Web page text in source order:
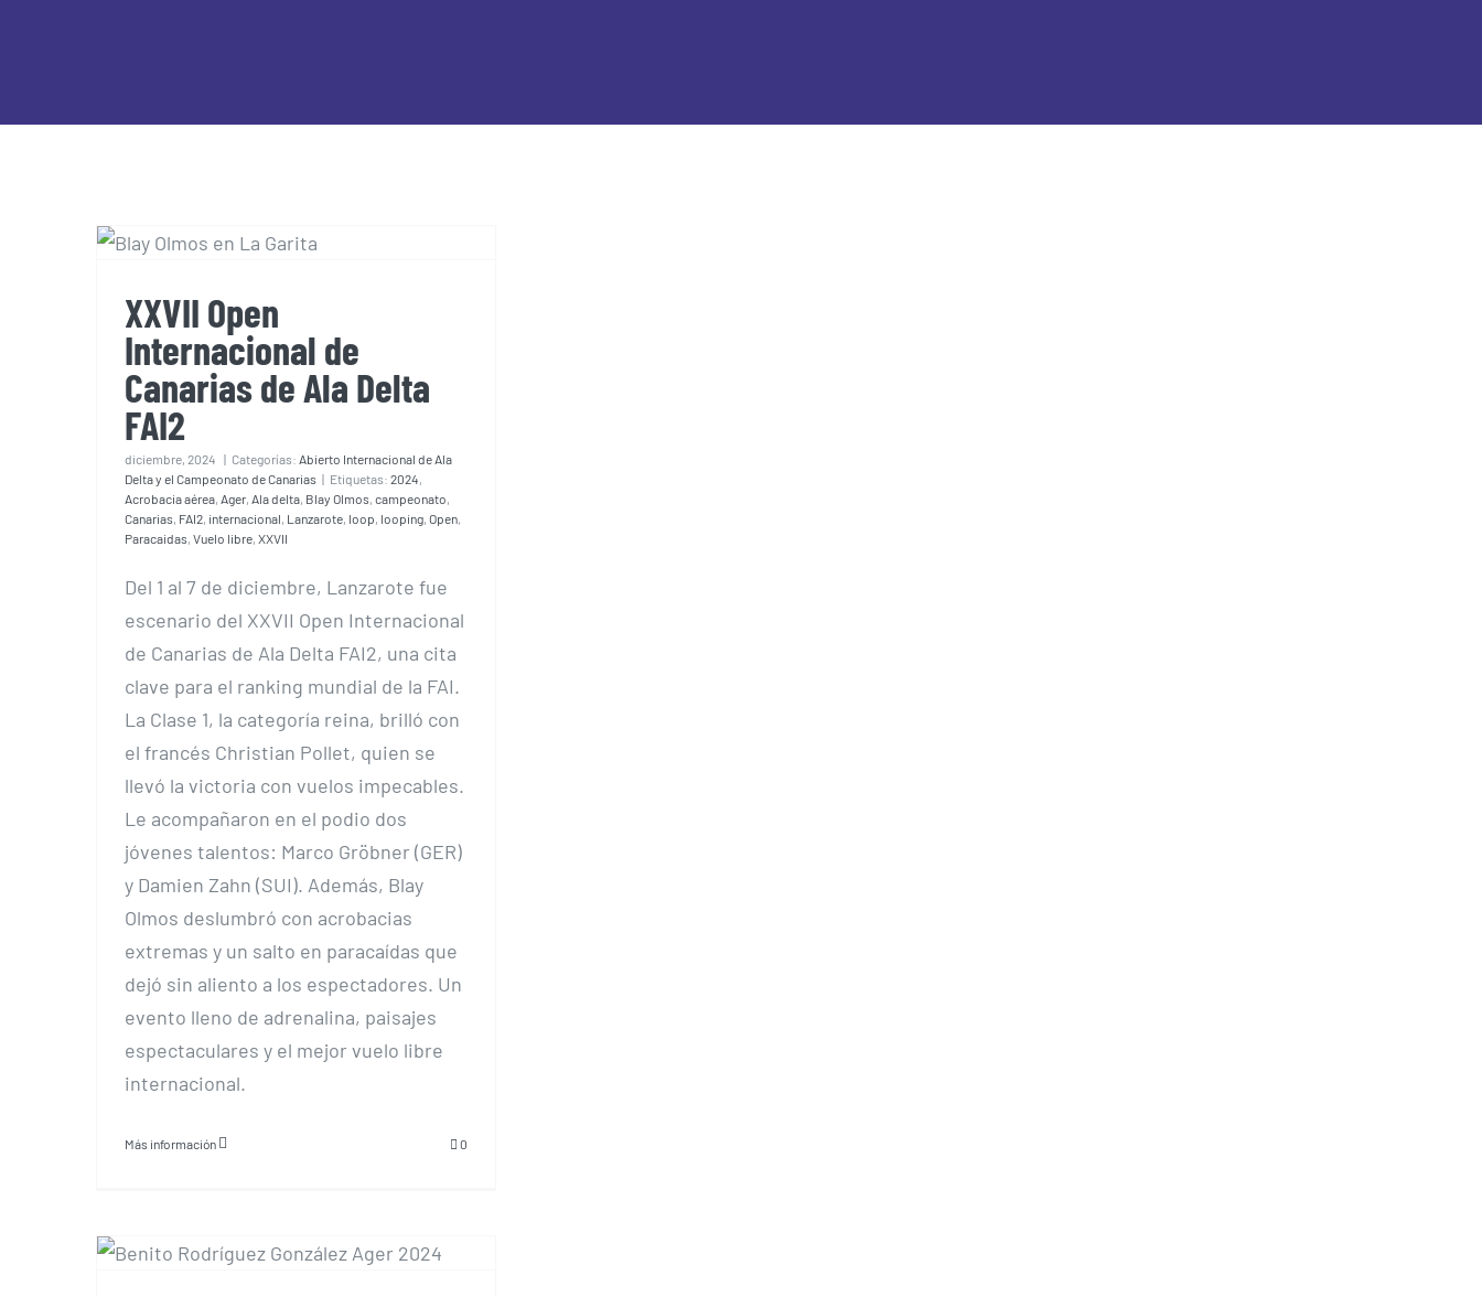
XXVII Open Internacional de
Canarias de Ala Delta FAI2
XXVII Open
Internacional de
Canarias de Ala Delta
FAI2
diciembre, 2024 | Categorías: Abierto Internacional de Ala
Delta y el Campeonato de Canarias | Etiquetas: 2024,
Acrobacia aérea, Ager, Ala delta, Blay Olmos, campeonato,
Canarias, FAI2, internacional, Lanzarote, loop, looping, Open,
Paracaidas, Vuelo libre, XXVII
Del 1 al 7 de diciembre, Lanzarote fue
escenario del XXVII Open Internacional
de Canarias de Ala Delta FAI2, una cita
clave para el ranking mundial de la FAI.
La Clase 1, la categoría reina, brilló con
el francés Christian Pollet, quien se
llevó la victoria con vuelos impecables.
Le acompañaron en el podio dos
jóvenes talentos: Marco Gröbner (GER)
y Damien Zahn (SUI). Además, Blay
Olmos deslumbró con acrobacias
extremas y un salto en paracaídas que
dejó sin aliento a los espectadores. Un
evento lleno de adrenalina, paisajes
espectaculares y el mejor vuelo libre
internacional.
Más información 0
un líder en el vuelo en Ala